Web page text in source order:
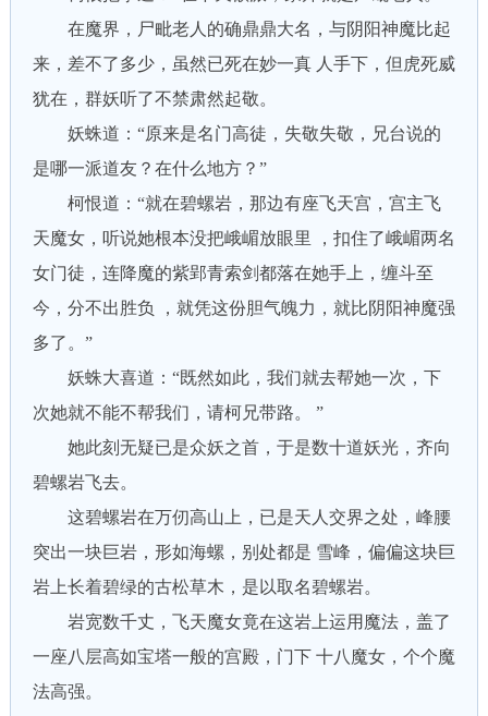
在魔界，尸毗老人的确鼎鼎大名，与阴阳神魔比起
来，差不了多少，虽然已死在妙一真 人手下，但虎死威
犹在，群妖听了不禁肃然起敬。
妖蛛道：“原来是名门高徒，失敬失敬，兄台说的
是哪一派道友？在什么地方？”
柯恨道：“就在碧螺岩，那边有座飞天宫，宫主飞
天魔女，听说她根本没把峨嵋放眼里 ，扣住了峨嵋两名
女门徒，连降魔的紫郢青索剑都落在她手上，缠斗至
今，分不出胜负 ，就凭这份胆气魄力，就比阴阳神魔强
多了。”
妖蛛大喜道：“既然如此，我们就去帮她一次，下
次她就不能不帮我们，请柯兄带路。 ”
她此刻无疑已是众妖之首，于是数十道妖光，齐向
碧螺岩飞去。
这碧螺岩在万仞高山上，已是天人交界之处，峰腰
突出一块巨岩，形如海螺，别处都是 雪峰，偏偏这块巨
岩上长着碧绿的古松草木，是以取名碧螺岩。
岩宽数千丈，飞天魔女竟在这岩上运用魔法，盖了
一座八层高如宝塔一般的宫殿，门下 十八魔女，个个魔
法高强。